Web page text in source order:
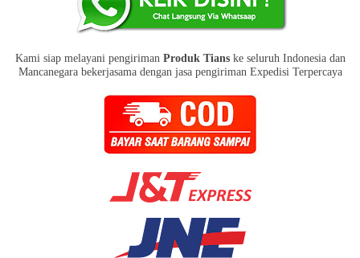
Kami siap melayani pengiriman Produk Tianske seluruh Indonesia dan
Mancanegara bekerjasama dengan jasa pengiriman Expedisi Terpercaya